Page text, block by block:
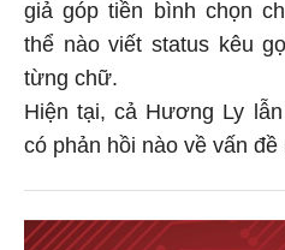
giả góp tiền bình chọn
thể nào viết status kêu
từng chữ.
Hiện tại, cả Hương Ly
có phản hồi nào về vấn đề